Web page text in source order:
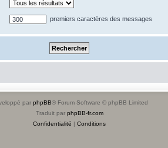
premiers caractères des messages
par phpBB® Forum Software © phpBB Limited
Traduit par phpBB-fr.com
Confidentialité
Conditions